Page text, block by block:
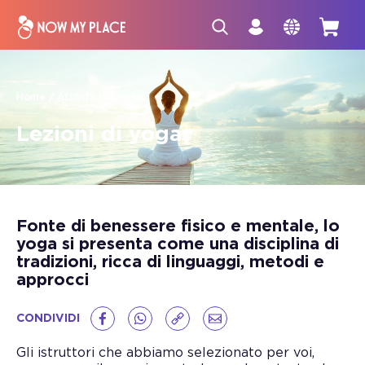
Lezioni di yoga
Fonte di benessere fisico e mentale, lo
yoga si presenta come una disciplina di
tradizioni, ricca di linguaggi, metodi e
approcci
CONDIVIDI
Gli istruttori che abbiamo selezionato per voi,